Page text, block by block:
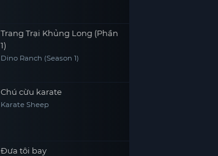
Trang Trại Khủng Long (Phần
1)
Dino Ranch (Season 1)
Chú cừu karate
Karate Sheep
Đưa tôi bay